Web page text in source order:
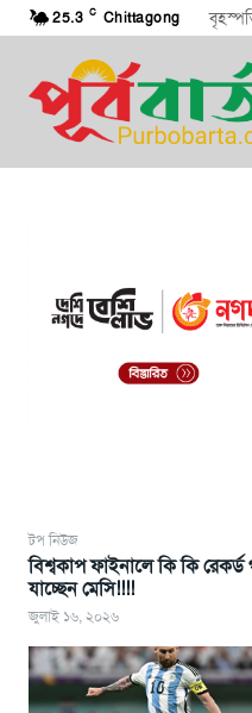
25.3 C Chittagong
টপ নিউজ
বিশ্বকাপ ফাইনালে কি কি
যাচ্ছেন মেসি!!!!
জুলাই ১৬, ২০২৬